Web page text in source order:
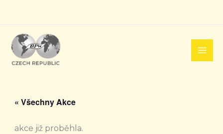
obsah
« Všechny Akce
akce již proběhla.